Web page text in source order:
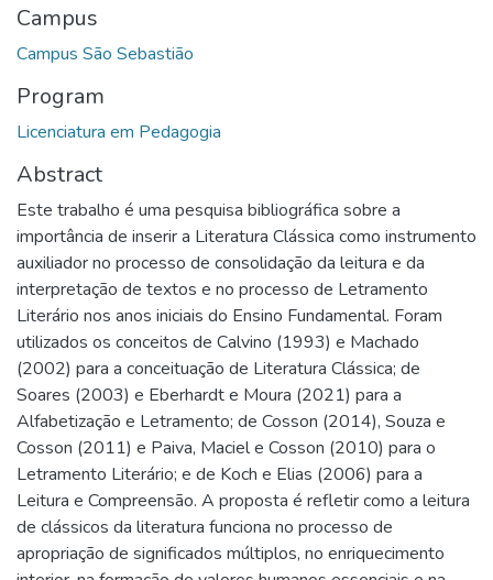
Campus
Campus São Sebastião
Program
Licenciatura em Pedagogia
Abstract
Este trabalho é uma pesquisa bibliográfica sobre a
importância de inserir a Literatura Clássica como instrumento
auxiliador no processo de consolidação da leitura e da
interpretação de textos e no processo de Letramento
Literário nos anos iniciais do Ensino Fundamental. Foram
utilizados os conceitos de Calvino (1993) e Machado
(2002) para a conceituação de Literatura Clássica; de
Soares (2003) e Eberhardt e Moura (2021) para a
Alfabetização e Letramento; de Cosson (2014), Souza e
Cosson (2011) e Paiva, Maciel e Cosson (2010) para o
Letramento Literário; e de Koch e Elias (2006) para a
Leitura e Compreensão. A proposta é refletir como a leitura
de clássicos da literatura funciona no processo de
apropriação de significados múltiplos, no enriquecimento